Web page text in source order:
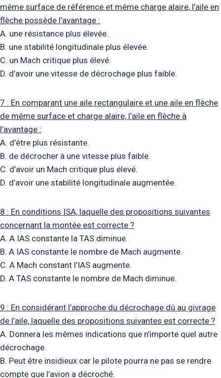
même surface de référence et même charge alaire, l’aile en
flèche possède l’avantage :
A. une résistance plus élevée.
B. une stabilité longitudinale plus élevée.
C. un Mach critique plus élevé.
D. d’avoir une vitesse de décrochage plus faible.
7 : En comparant une aile rectangulaire et une aile en flèche
de même surface et charge alaire, l’aile en flèche à
l’avantage :
A. d’être plus résistante.
B. de décrocher à une vitesse plus faible.
C. d’avoir un Mach critique plus élevé.
D. d’avoir une stabilité longitudinale augmentée.
8 : En conditions ISA, laquelle des propositions suivantes
concernant la montée est correcte ?
A. A IAS constante la TAS diminue.
B. A IAS constante le nombre de Mach augmente.
C. A Mach constant l’IAS augmente.
D. A TAS constante le nombre de Mach diminue.
9 : En considérant l’approche du décrochage dû au givrage
de l’aile, laquelle des propositions suivantes est correcte ?
A. Donnera les mêmes indications que n’importe quel autre
décrochage.
B. Peut être insidieux car le pilote pourra ne pas se rendre
compte que l’avion a décroché.